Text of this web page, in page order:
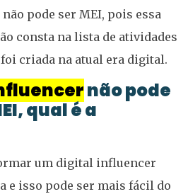
pode ser MEI, pois essa
consta na lista de atividades
criada na atual era digital.
não pode
qual é a
um digital influencer
e isso pode ser mais fácil do